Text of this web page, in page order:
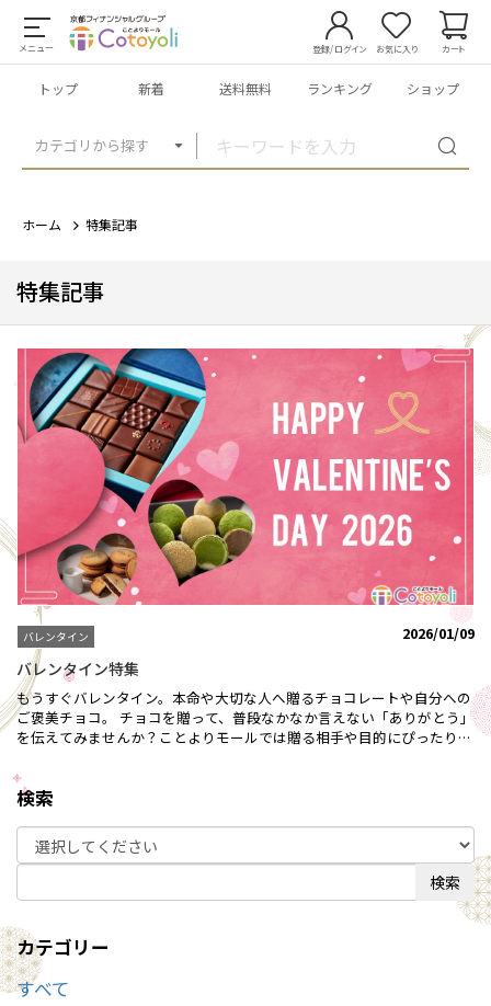
メニュー
カテゴリから探す
登録/ログイン お気に入り カート
トップ 新着 送料無料 ランキング ショップ
ホーム 特集記事
特集記事
バレンタイン 2026/01/09
バレンタイン特集
もうすぐバレンタイン。本命や大切な人へ贈るチョコレートや自分への
ご褒美チョコ。 チョコを贈って、普段なかなか言えない「ありがとう」
を伝えてみませんか？ことよりモールでは贈る相手や目的にぴったりの
はこちら＞＞★【菓子職人】抹茶トリュフ（１０個入）★菓子職人の技
が光る、溶ける抹茶トリュフの贅沢♪菓子職人抹茶トリュフは、お口に
て作り上げた自慢の抹茶トリュフをどうぞご賞味下さいませ♪「抹茶ト
リュフ」はこちらから＞＞★【dari K】カカオサンドクッキー（6枚/ミ
ルク）★食べ応え抜群で、チョコレート好きにはたまらないスイーツで
す！インドネシア産カカオを使用したミルクチョコレートとサクサクの
ラングドシャが絶妙にマッチ。チョコレートはラングドシャの約2倍の
厚さで、1枚でも満足感があります。贈り物や自分へのご褒美にぜひど
うぞ♪「カカオサンドクッキー（6枚/ミルク）」はこちら＞＞バレンタ
イン特集のすべてはこちら＞＞大切な人への想いを形にするチョコレー
ト♡ことよりモールで、あなたの「ありがとう」を伝えませんか。
検索
検索
カテゴリー
すべて